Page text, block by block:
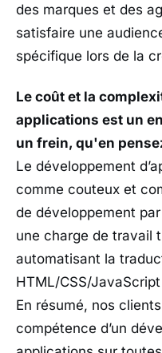
des marques et des
satisfaire une
spécifique lors de la
Le coût et la
applications est un
un frein, qu'en
Le développement
comme couteux et
de développement
une charge de travail
automatisant la
HTML/CSS/
En résumé, nos
compétence d’un